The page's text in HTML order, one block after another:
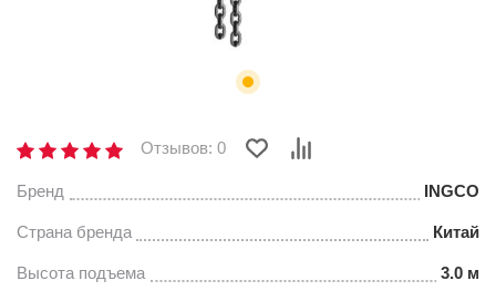
Отзывов: 0
Бренд INGCO
Страна бренда Китай
Высота подъема 3.0 м